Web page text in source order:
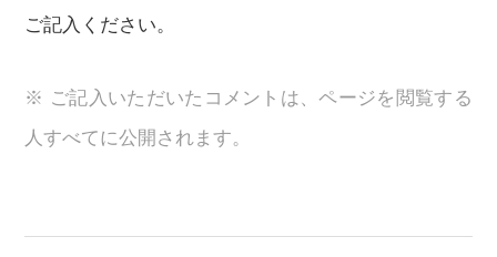
ご記入ください。
※ ご記入いただいたコメントは、ページを閲覧する
人すべてに公開されます。